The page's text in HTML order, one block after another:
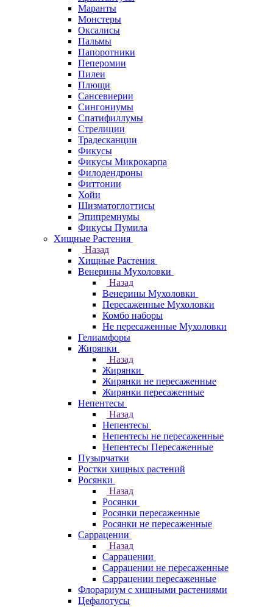
Маранты
Монстеры
Оксалисы
Пальмы
Папоротники
Пеперомии
Пилеи
Плющи
Сансевиерии
Сингониумы
Спатифиллумы
Стрелиции
Традесканции
Фикусы
Фикусы Микрокарпа
Филодендроны
Фиттонии
Хойи
Шизматоглоттисы
Эпипремнумы
Фикусы Пумила
Хищные Растения
Назад
Хищные Растения
Венерины Мухоловки
Назад
Венерины Мухоловки
Пересаженные Мухоловки
Комбо наборы
Не пересаженные Мухоловки
Гелиамфоры
Жирянки
Назад
Жирянки
Жирянки не пересаженные
Жирянки пересаженные
Непентесы
Назад
Непентесы
Непентесы не пересаженные
Непентесы Пересаженные
Пузырчатки
Ростки хищных растений
Росянки
Назад
Росянки
Росянки пересаженные
Росянки не пересаженные
Саррацении
Назад
Саррацении
Саррацении не пересаженные
Саррацении пересаженные
Флорариум с хищными растениями
Цефалотусы